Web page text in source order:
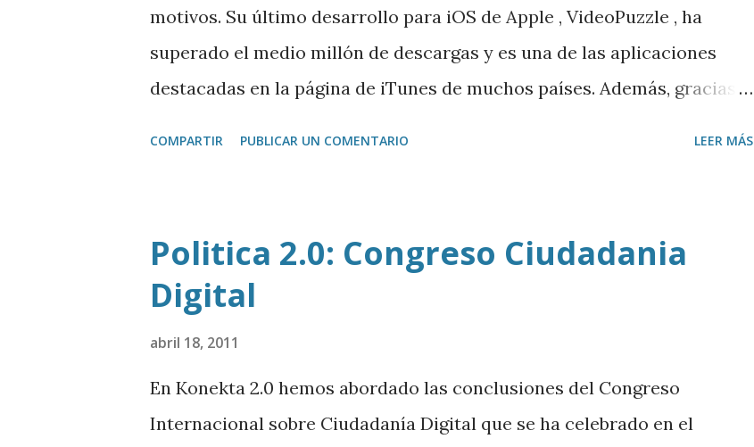
motivos. Su último desarrollo para iOS de Apple , VideoPuzzle , ha
superado el medio millón de descargas y es una de las aplicaciones
destacadas en la página de iTunes de muchos países. Además, gracias a
COMPARTIR PUBLICAR UN COMENTARIO LEER MÁS
Politica 2.0: Congreso Ciudadania
Digital
abril 18, 2011
En Konekta 2.0 hemos abordado las conclusiones del Congreso
Internacional sobre Ciudadanía Digital que se ha celebrado en el